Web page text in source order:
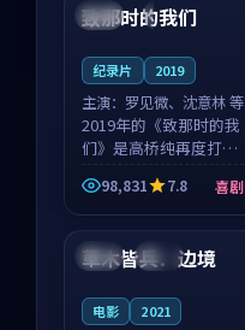
中国 4K
致那时的我们
纪录片 2019
主演： 罗见微、沈意林 等
2019年的《致那时的我
们》是高桥纯再度打磨
的喜剧佳作。中国大陆
的取景与都市寓言的氛
围相互成就，罗见微与
沈意林的对手戏自然克
制，让整部影片在悬
98,831 7.8 喜剧
泰国 独播
草木皆兵：边境
电影 2021